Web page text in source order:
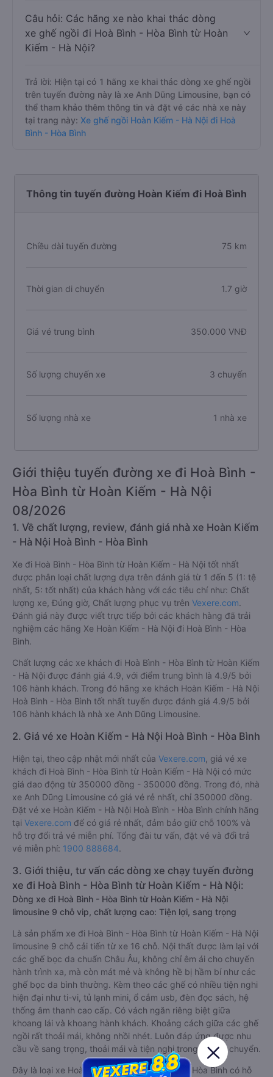
Câu hỏi: Các hãng xe nào khai thác dòng
xe ghế ngồi đi Hoà Bình - Hòa Bình từ Hoàn
Kiếm - Hà Nội?
Trả lời: Hiện tại có 1 hãng xe khai thác dòng xe ghế ngồi
trên tuyến đường này là xe Anh Dũng Limousine, bạn có
thể tham khảo thêm thông tin và đặt vé các nhà xe này
tại trang này: Xe ghế ngồi Hoàn Kiếm - Hà Nội đi Hoà
Bình - Hòa Bình
Thông tin tuyến đường Hoàn Kiếm đi Hoà Bình
Chiều dài tuyến đường 75 km
Thời gian di chuyển 1.7 giờ
Giá vé trung bình 350.000 VNĐ
Số lượng chuyến xe 3 chuyến
Số lượng nhà xe 1 nhà xe
Giới thiệu tuyến đường xe đi Hoà Bình -
Hòa Bình từ Hoàn Kiếm - Hà Nội
08/2026
1. Về chất lượng, review, đánh giá nhà xe Hoàn Kiếm
- Hà Nội Hoà Bình - Hòa Bình
Xe đi Hoà Bình - Hòa Bình từ Hoàn Kiếm - Hà Nội tốt nhất
được phân loại chất lượng dựa trên đánh giá từ 1 đến 5 (1: tệ
nhất, 5: tốt nhất) của khách hàng với các tiêu chí như: Chất
lượng xe, Đúng giờ, Chất lượng phục vụ trên Vexere.com.
Đánh giá này được viết trực tiếp bởi các khách hàng đã trải
nghiệm các hãng Xe Hoàn Kiếm - Hà Nội đi Hoà Bình - Hòa
Bình.
Chất lượng các xe khách đi Hoà Bình - Hòa Bình từ Hoàn Kiếm
- Hà Nội được đánh giá 4.9, với điểm trung bình là 4.9/5 bởi
106 hành khách. Trong đó hãng xe khách Hoàn Kiếm - Hà Nội
Hoà Bình - Hòa Bình tốt nhất tuyến được đánh giá 4.9/5 bởi
106 hành khách là nhà xe Anh Dũng Limousine.
2. Giá vé xe Hoàn Kiếm - Hà Nội Hoà Bình - Hòa Bình
Hiện tại, theo cập nhật mới nhất của Vexere.com , giá vé xe
khách đi Hoà Bình - Hòa Bình từ Hoàn Kiếm - Hà Nội có mức
giá dao động từ 350000 đồng - 350000 đồng. Trong đó, nhà
xe Anh Dũng Limousine có giá vé rẻ nhất, chỉ 350000 đồng.
Đặt vé xe Hoàn Kiếm - Hà Nội Hoà Bình - Hòa Bình chính hãng
tại Vexere.com để có giá rẻ nhất, đảm bảo giữ chỗ 100% và
hỗ trợ đổi trả vé miễn phí. Tổng đài tư vấn, đặt vé và đổi trả
vé miễn phí: 1900 888684.
3. Giới thiệu, tư vấn các dòng xe chạy tuyến đường
xe đi Hoà Bình - Hòa Bình từ Hoàn Kiếm - Hà Nội:
Dòng xe đi Hoà Bình - Hòa Bình từ Hoàn Kiếm - Hà Nội
limousine 9 chỗ vip, chất lượng cao: Tiện lợi, sang trọng
Là sản phẩm xe đi Hoà Bình - Hòa Bình từ Hoàn Kiếm - Hà Nội
limousine 9 chỗ cải tiến từ xe 16 chỗ. Nội thất được làm lại với
các ghế bọc da chuẩn Châu Âu, không chỉ êm ái cho chuyến
hành trình xa, mà còn mát mẻ và không hề bị hầm bí như các
ghế bọc da bình thường. Kèm theo các ghế có nhiều tiện nghi
hiện đại như ti-vi, tủ lạnh mini, ổ cắm usb, đèn đọc sách, hệ
thống âm thanh cao cấp. Có vách ngăn riêng biệt giữa
khoang lái và khoang hành khách. Khoảng cách giữa các ghế
ngồi rất thoải mái, không nhồi nhét. Luôn đáp ứng được nhu
cầu về sang trọng, thoải mái và tiện nghi trong việc di chuyển.
Đây là loại xe Hoàn Kiếm - Hà Nội Hoà Bình - Hòa Bình có hỗ